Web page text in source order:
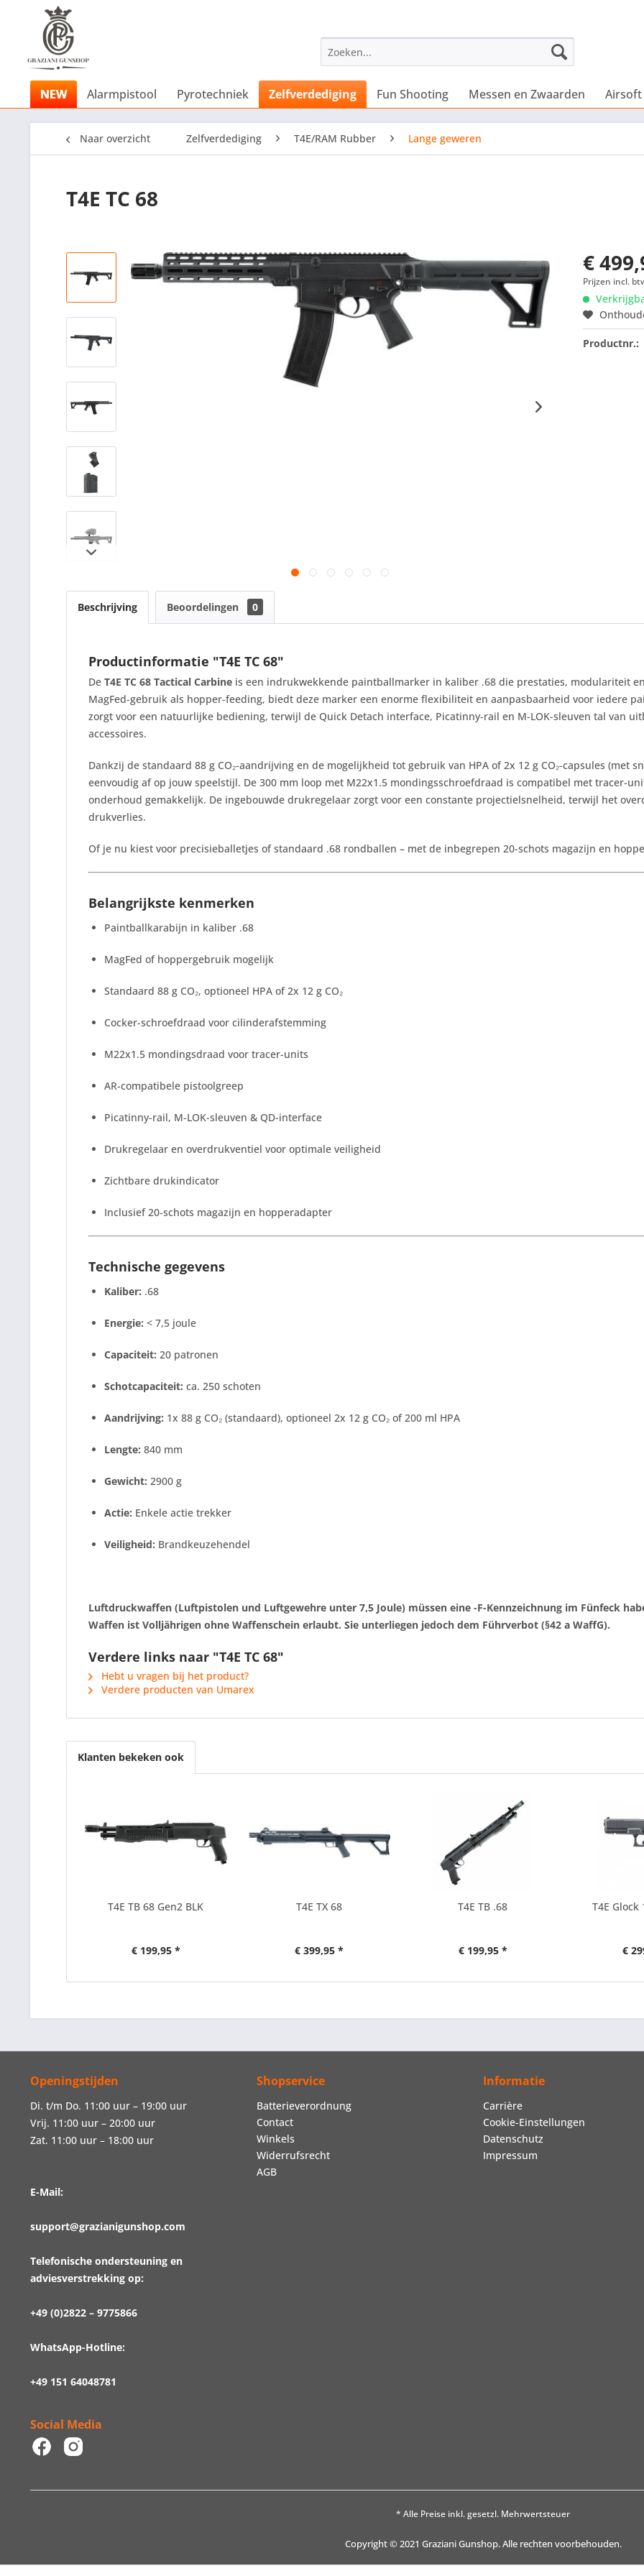
NEW Alarmpistool Pyrotechniek Zelfverdediging Fun Shooting Messen en Zwaarden Airsoft
Naar overzicht Zelfverdediging T4E/RAM Rubber Lange geweren
T4E TC 68
€
Prijzen incl.
Productnr.:
Beschrijving Beoordelingen 0
Productinformatie "T4E TC 68"
De T4E TC 68 Tactical Carbine is een indrukwekkende paintballmarker in kaliber .68 die prestaties, modulariteit
MagFed-gebruik als hopper-feeding, biedt deze marker een enorme flexibiliteit en aanpasbaarheid voor iedere
zorgt voor een natuurlijke bediening, terwijl de Quick Detach interface, Picatinny-rail en M-LOK-sleuven tal van
accessoires.
Dankzij de standaard 88 g CO₂-aandrijving en de mogelijkheid tot gebruik van HPA of 2x 12 g CO₂-capsules (met
eenvoudig af op jouw speelstijl. De 300 mm loop met M22x1.5 mondingsschroefdraad is compatibel met tracer-
onderhoud gemakkelijk. De ingebouwde drukregelaar zorgt voor een constante projectielsnelheid, terwijl het
drukverlies.
Of je nu kiest voor precisieballetjes of standaard .68 rondballen – met de inbegrepen 20-schots magazijn en
Belangrijkste kenmerken
Paintballkarabijn in kaliber .68
MagFed of hoppergebruik mogelijk
Standaard 88 g CO₂, optioneel HPA of 2x 12 g CO₂
Cocker-schroefdraad voor cilinderafstemming
M22x1.5 mondingsdraad voor tracer-units
AR-compatibele pistoolgreep
Picatinny-rail, M-LOK-sleuven & QD-interface
Drukregelaar en overdrukventiel voor optimale veiligheid
Zichtbare drukindicator
Inclusief 20-schots magazijn en hopperadapter
Technische gegevens
Kaliber: .68
Energie: < 7,5 joule
Capaciteit: 20 patronen
Schotcapaciteit: ca. 250 schoten
Aandrijving: 1x 88 g CO₂ (standaard), optioneel 2x 12 g CO₂ of 200 ml HPA
Lengte: 840 mm
Gewicht: 2900 g
Actie: Enkele actie trekker
Veiligheid: Brandkeuzehendel
Luftdruckwaffen (Luftpistolen und Luftgewehre unter 7,5 Joule) müssen eine -F-Kennzeichnung im Fünfeck
Waffen ist Volljährigen ohne Waffenschein erlaubt. Sie unterliegen jedoch dem Führverbot (§42 a WaffG).
Verdere links naar "T4E TC 68"
Hebt u vragen bij het product?
Verdere producten van Umarex
Klanten bekeken ook
T4E TB 68 Gen2 BLK
€ 199,95 *
T4E TX 68
€ 399,95 *
T4E TB .68
€ 199,95 *
T4E Glock
€
Openingstijden
Di. t/m Do. 11:00 uur – 19:00 uur
Vrij. 11:00 uur – 20:00 uur
Zat. 11:00 uur – 18:00 uur
E-Mail:
support@grazianigunshop.com
Telefonische ondersteuning en
adviesverstrekking op:
+49 (0)2822 – 9775866
WhatsApp-Hotline:
+49 151 64048781
Social Media
Shopservice
Batterieverordnung
Contact
Winkels
Widerrufsrecht
AGB
Informatie
Carrière
Cookie-Einstellungen
Datenschutz
Impressum
* Alle Preise inkl. gesetzl. Mehrwertsteuer
Copyright © 2021 Graziani Gunshop. Alle rechten voorbehouden.